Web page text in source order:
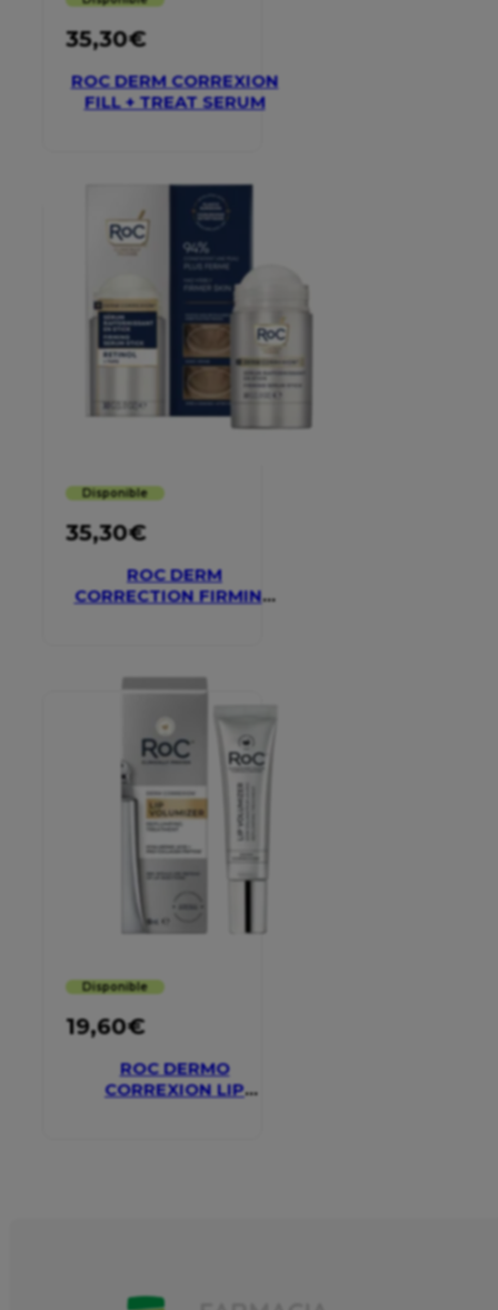
35,30€
ROC DERM CORREXION
FILL + TREAT SERUM
Disponible
35,30€
ROC DERM
CORRECTION FIRMING
Disponible
19,60€
ROC DERMO
CORREXION LIP